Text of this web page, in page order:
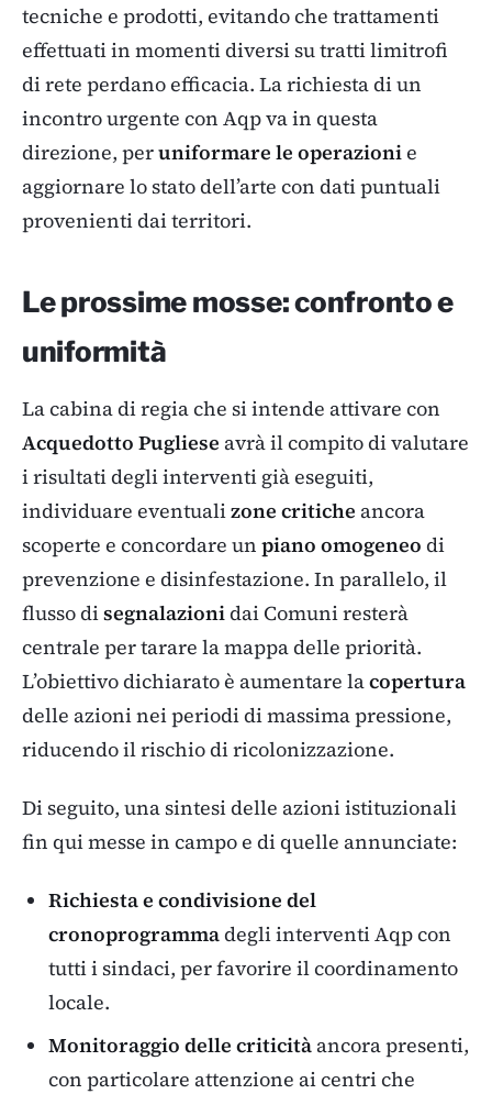
tecniche e prodotti, evitando che trattamenti
effettuati in momenti diversi su tratti limitrofi
di rete perdano efficacia. La richiesta di un
incontro urgente con Aqp va in questa
direzione, peruniformare le operazionie
aggiornare lo stato dell’arte con dati puntuali
provenienti dai territori.
Le prossime mosse: confronto e
uniformità
La cabina di regia che si intende attivare con
Acquedotto Pugliese avrà il compito di valutare
i risultati degli interventi già eseguiti,
individuare eventualizone critiche ancora
scoperte e concordare un piano omogeneo di
prevenzione e disinfestazione. In parallelo, il
flusso disegnalazionidai Comuni resterà
centrale per tarare la mappa delle priorità.
L’obiettivo dichiarato è aumentare lacopertura
delle azioni nei periodi di massima pressione,
riducendo il rischio di ricolonizzazione.
Di seguito, una sintesi delle azioni istituzionali
fin qui messe in campo e di quelle annunciate:
Richiesta e condivisione del
cronoprogrammadegli interventi Aqp con
tutti i sindaci, per favorire il coordinamento
locale.
Monitoraggio delle criticità ancora presenti,
con particolare attenzione ai centri che